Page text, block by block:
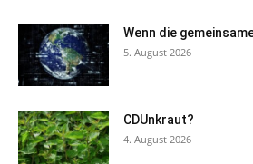
Wenn die
5. August 2026
CDUnkraut?
4. August 2026